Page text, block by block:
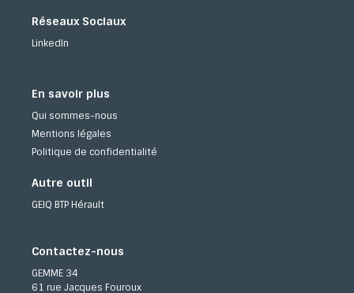
Réseaux Sociaux
LinkedIn
En savoir plus
Qui sommes-nous
Mentions légales
Politique de confidentialité
Autre outil
GEIQ BTP Hérault
Contactez-nous
GEMME 34
61 rue Jacques Fouroux